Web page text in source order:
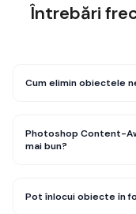
Întrebări
Cum elimin obiectele
Photoshop Content-
mai bun?
Pot înlocui obiecte în